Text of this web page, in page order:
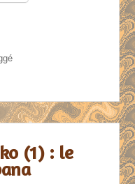
(1) : le